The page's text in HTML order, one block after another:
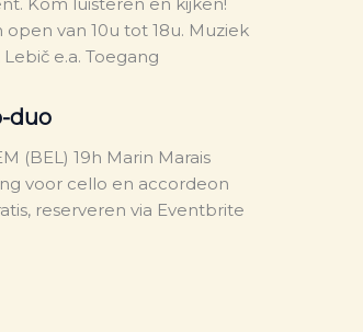
open van 10u tot 18u. Muziek
e.a. Toegang
duo
(BEL) 19h Marin Marais
voor cello en accordeon
reserveren via Eventbrite